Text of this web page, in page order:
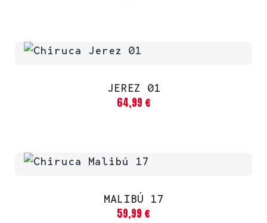
JEREZ 01
64,99 €
MALIBÚ 17
59,99 €